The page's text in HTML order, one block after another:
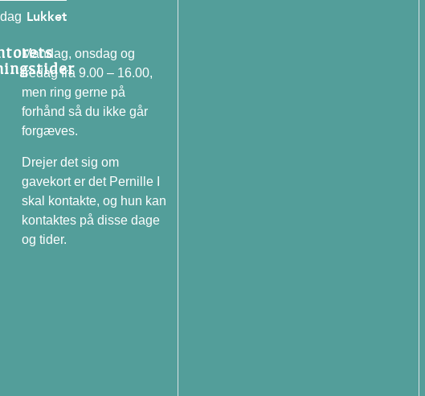
Lukket
Mandag, onsdag og
fredag fra 9.00 – 16.00,
men ring gerne på
forhånd så du ikke går
forgæves.
Drejer det sig om
gavekort er det Pernille I
skal kontakte, og hun kan
kontaktes på disse dage
og tider.